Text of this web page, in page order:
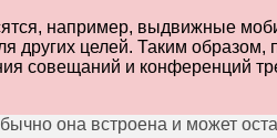
например, выдвижные
других целей. Таким образом,
совещаний и конференций
она встроена и может